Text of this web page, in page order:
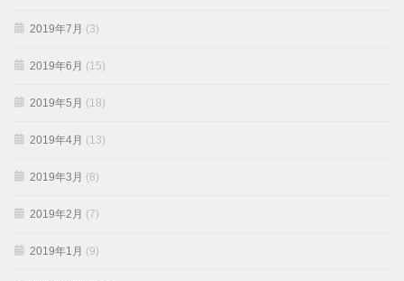
2019年7月 (3)
2019年6月 (15)
2019年5月 (18)
2019年4月 (13)
2019年3月 (8)
2019年2月 (7)
2019年1月 (9)